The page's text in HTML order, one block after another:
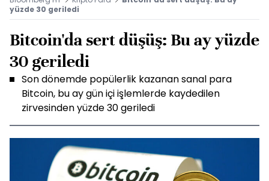
yüzde 30 geriledi
Bitcoin'da sert düşüş: Bu ay yüzde
30 geriledi
Son dönemde popülerlik kazanan sanal para
Bitcoin, bu ay gün içi işlemlerde kaydedilen
zirvesinden yüzde 30 geriledi